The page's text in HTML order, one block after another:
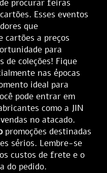
procurar feiras
Esses eventos
que
cartões a preços
para
de coleções! Fique
nas épocas
ideal para
pode entrar em
como a JIN
no atacado.
promoções destinadas
sérios. Lembre-se
custos de frete e o
do pedido.